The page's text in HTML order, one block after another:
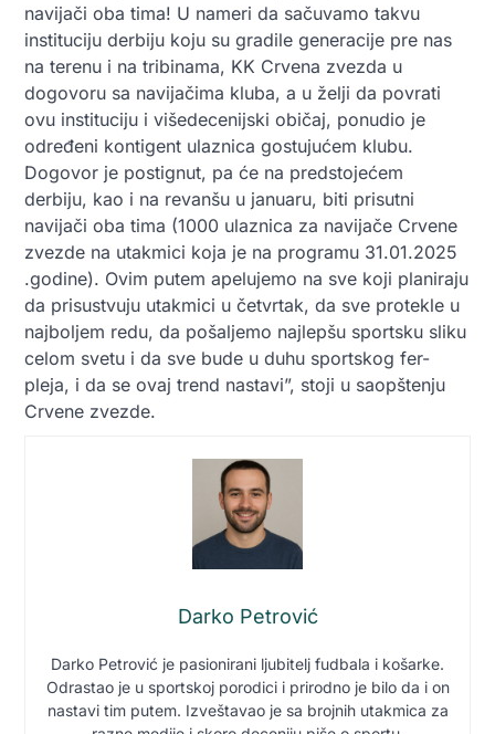
navijači oba tima! U nameri da sačuvamo takvu
instituciju derbiju koju su gradile generacije pre nas
na terenu i na tribinama, KK Crvena zvezda u
dogovoru sa navijačima kluba, a u želji da povrati
ovu instituciju i višedecenijski običaj, ponudio je
određeni kontigent ulaznica gostujućem klubu.
Dogovor je postignut, pa će na predstojećem
derbiju, kao i na revanšu u januaru, biti prisutni
navijači oba tima (1000 ulaznica za navijače Crvene
zvezde na utakmici koja je na programu 31.01.2025
.godine). Ovim putem apelujemo na sve koji planiraju
da prisustvuju utakmici u četvrtak, da sve protekle u
najboljem redu, da pošaljemo najlepšu sportsku sliku
celom svetu i da sve bude u duhu sportskog fer-
pleja, i da se ovaj trend nastavi”, stoji u saopštenju
Crvene zvezde.
Darko Petrović
Darko Petrović je pasionirani ljubitelj fudbala i košarke.
Odrastao je u sportskoj porodici i prirodno je bilo da i on
nastavi tim putem. Izveštavao je sa brojnih utakmica za